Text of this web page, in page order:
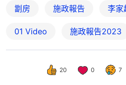
劏房 施政報告 李家
01 Video 施政報告2023
20 0 7